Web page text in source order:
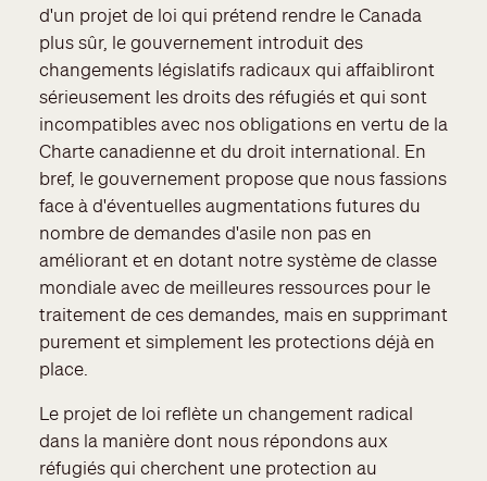
d'un projet de loi qui prétend rendre le Canada
plus sûr, le gouvernement introduit des
changements législatifs radicaux qui affaibliront
sérieusement les droits des réfugiés et qui sont
incompatibles avec nos obligations en vertu de la
Charte canadienne et du droit international. En
bref, le gouvernement propose que nous fassions
face à d'éventuelles augmentations futures du
nombre de demandes d'asile non pas en
améliorant et en dotant notre système de classe
mondiale avec de meilleures ressources pour le
traitement de ces demandes, mais en supprimant
purement et simplement les protections déjà en
place.
Le projet de loi reflète un changement radical
dans la manière dont nous répondons aux
réfugiés qui cherchent une protection au